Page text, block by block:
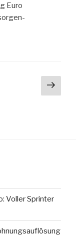
Euro
Voller Sprinter